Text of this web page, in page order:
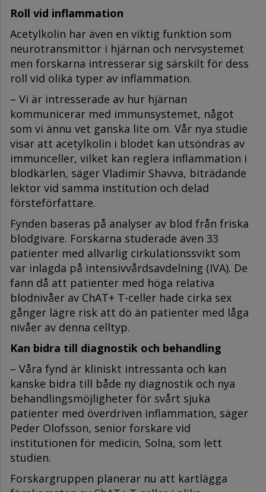
Roll vid inflammation
Acetylkolin har även en viktig funktion som
neurotransmittor i hjärnan och nervsystemet
men forskarna intresserar sig särskilt för dess
roll vid olika typer av inflammation.
– Vi är intresserade av hur hjärnan
kommunicerar med immunsystemet, något
som vi ännu vet ganska lite om. Vår nya studie
visar att acetylkolin i blodet kan utsöndras av
immunceller, vilket kan reglera inflammation i
blodkärlen, säger Vladimir Shavva, biträdande
lektor vid samma institution och delad
försteförfattare.
Fynden baseras på analyser av blod från friska
blodgivare. Forskarna studerade även 33
patienter med allvarlig cirkulationssvikt som
var inlagda på intensivvårdsavdelning (IVA). De
fann då att patienter med höga relativa
blodnivåer av ChAT+ T-celler hade cirka sex
gånger lägre risk att dö än patienter med låga
nivåer av denna celltyp.
Kan bidra till diagnostik och behandling
– Våra fynd är kliniskt intressanta och kan
kanske bidra till både ny diagnostik och nya
behandlingsmöjligheter för svårt sjuka
patienter med överdriven inflammation, säger
Peder Olofsson, senior forskare vid
institutionen för medicin, Solna, som lett
studien.
Forskargruppen planerar nu att kartlägga